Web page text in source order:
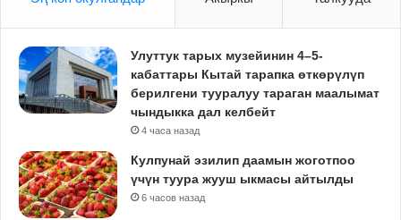
Улуттук тарых музейинин 4–5-
кабаттары Кытай тарапка өткөрүлүп
берилгени тууралуу тараган маалымат
чындыкка дал келбейт
4 часа назад
Кулпунай эзилип даамын жоготпоо
үчүн туура жууш ыкмасы айтылды
6 часов назад